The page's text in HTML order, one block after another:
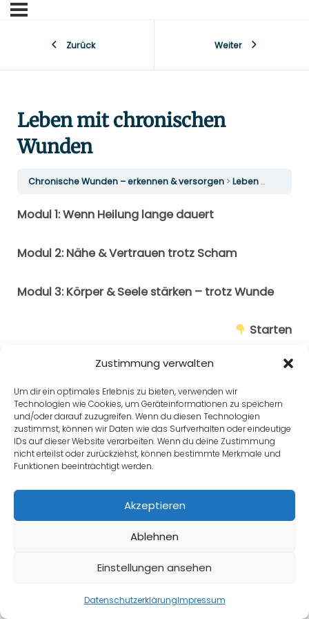
Zustimmung verwalten
Um dir ein optimales Erlebnis zu bieten, verwenden wir
Technologien wie Cookies, um Geräteinformationen zu speichern
und/oder darauf zuzugreifen. Wenn du diesen Technologien
zustimmst, können wir Daten wie das Surfverhalten oder eindeutige
IDs auf dieser Website verarbeiten. Wenn du deine Zustimmung
nicht erteilst oder zurückziehst, können bestimmte Merkmale und
Funktionen beeinträchtigt werden.
Akzeptieren
Ablehnen
Einstellungen ansehen
DatenschutzerklärungImpressum
Zurück Weiter
Leben mit chronischen
Wunden
Chronische Wunden – erkennen & versorgen Leben mit chronischen Wunden
Modul 1: Wenn Heilung lange dauert
Modul 2: Nähe & Vertrauen trotz Scham
Modul 3: Körper & Seele stärken – trotz Wunde
Starten
Zurück zu Lektion
Weiter